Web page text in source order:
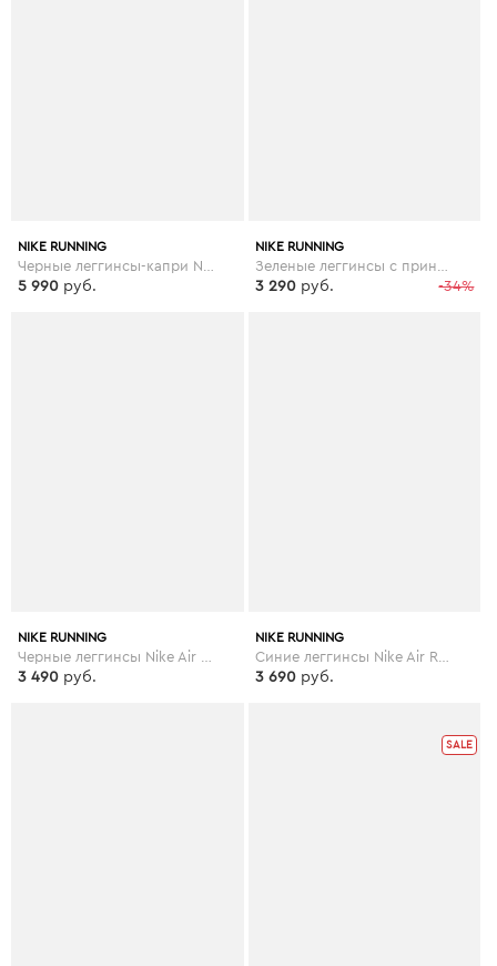
NIKE RUNNING
5 990 руб.
NIKE RUNNING
-34%
3 290 руб.
NIKE RUNNING
3 490 руб.
NIKE RUNNING
3 690 руб.
SALE